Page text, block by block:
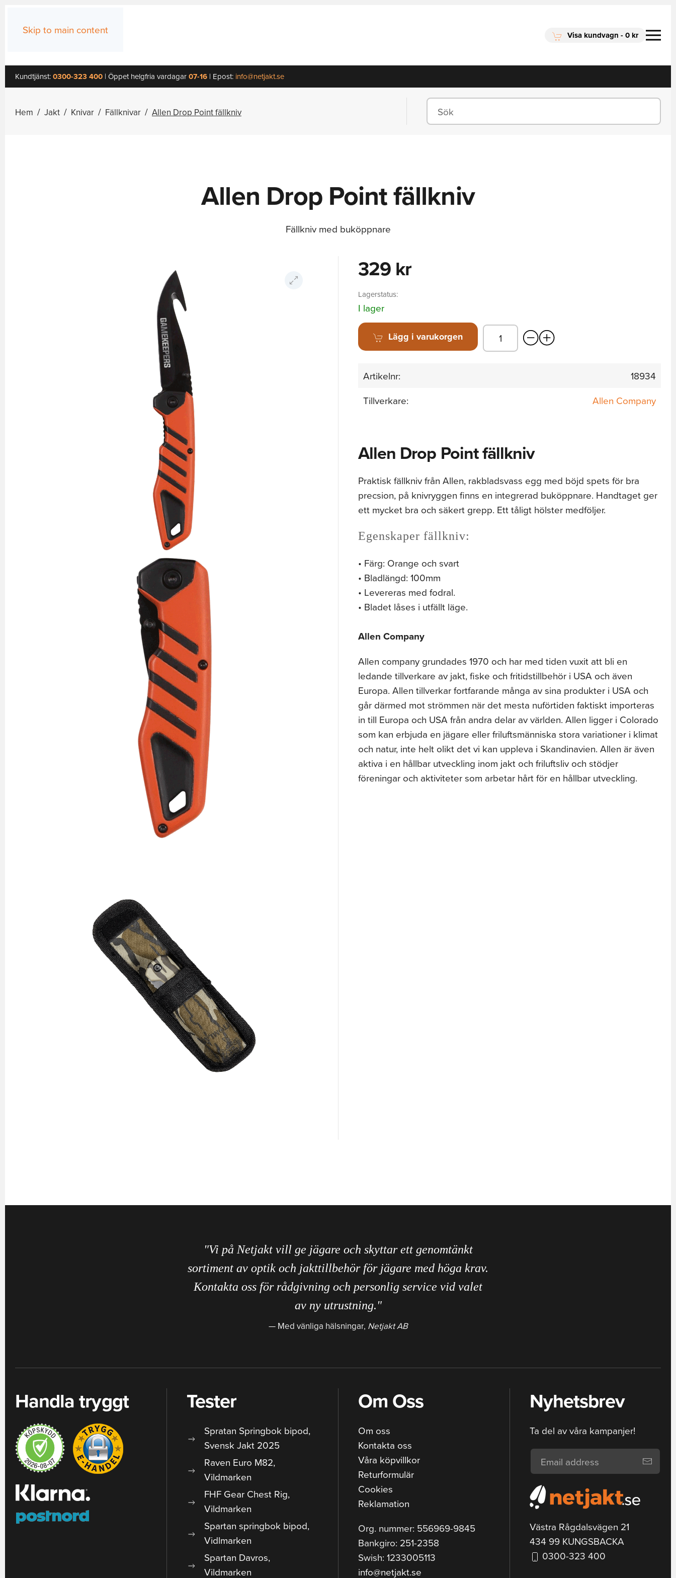
Skip to main content Visa kundvagn - 0 kr
Kundtjänst:0300-323 400 | Öppet helgfria vardagar07-16 | Epost: info@netjakt.se
Hem Jakt Knivar Fällknivar Allen Drop Point fällkniv
Allen Drop Point fällkniv
Fällkniv med buköppnare
329 kr
Lagerstatus:
I lager
Lägg i varukorgen
Artikelnr:
18934
Tillverkare:
Allen Company
Allen Drop Point fällkniv
Praktisk fällkniv från Allen, rakbladsvass egg med böjd spets för bra
precsion, på knivryggen finns en integrerad buköppnare. Handtaget ger
ett mycket bra och säkert grepp. Ett tåligt hölster medföljer.
Egenskaper fällkniv:
• Färg: Orange och svart
• Bladlängd: 100mm
• Levereras med fodral.
• Bladet låses i utfällt läge.
Allen Company
Allen company grundades 1970 och har med tiden vuxit att bli en
ledande tillverkare av jakt, fiske och fritidstillbehör i USA och även
Europa. Allen tillverkar fortfarande många av sina produkter i USA och
går därmed mot strömmen när det mesta nuförtiden faktiskt importeras
in till Europa och USA från andra delar av världen. Allen ligger i Colorado
som kan erbjuda en jägare eller friluftsmänniska stora variationer i klimat
och natur, inte helt olikt det vi kan uppleva i Skandinavien. Allen är även
aktiva i en hållbar utveckling inom jakt och friluftsliv och stödjer
föreningar och aktiviteter som arbetar hårt för en hållbar utveckling.
"Vi på Netjakt vill ge jägare och skyttar ett genomtänkt
sortiment av optik och jakttillbehör för jägare med höga krav.
Kontakta oss för rådgivning och personlig service vid valet
av ny utrustning."
Med vänliga hälsningar, Netjakt AB
Handla tryggt Tester
Spratan Springbok bipod,
Svensk Jakt 2025
Raven Euro M82,
Vildmarken
FHF Gear Chest Rig,
Vildmarken
Spartan springbok bipod,
Vidlmarken
Spartan Davros,
Vildmarken
Om Oss
Om oss
Kontakta oss
Våra köpvillkor
Returformulär
Cookies
Reklamation
Org. nummer: 556969-9845
Bankgiro: 251-2358
Swish: 1233005113
info@netjakt.se
Nyhetsbrev
Ta del av våra kampanjer!
Västra Rågdalsvägen 21
434 99 KUNGSBACKA
0300-323 400